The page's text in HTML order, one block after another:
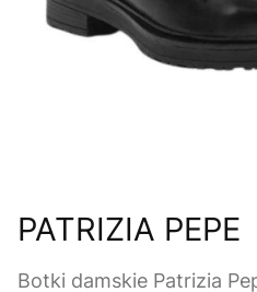
PATRIZIA PEPE
Botki damskie Patrizia